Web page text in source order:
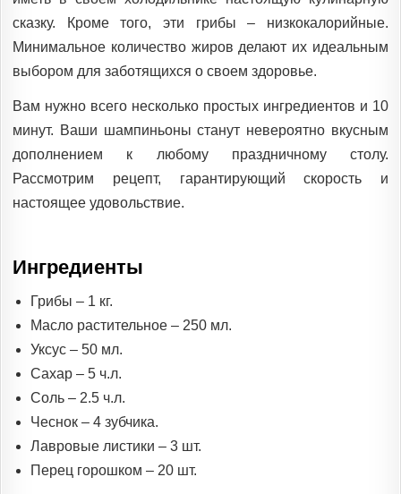
сказку. Кроме того, эти грибы – низкокалорийные.
Минимальное количество жиров делают их идеальным
выбором для заботящихся о своем здоровье.
Вам нужно всего несколько простых ингредиентов и 10
минут. Ваши шампиньоны станут невероятно вкусным
дополнением к любому праздничному столу.
Рассмотрим рецепт, гарантирующий скорость и
настоящее удовольствие.
Ингредиенты
Грибы – 1 кг.
Масло растительное – 250 мл.
Уксус – 50 мл.
Сахар – 5 ч.л.
Соль – 2.5 ч.л.
Чеснок – 4 зубчика.
Лавровые листики – 3 шт.
Перец горошком – 20 шт.